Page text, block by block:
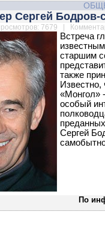
Сергей Бодров-
7679 |
Встреча
старшим
также
Известно,
«Монгол»
особый
Сергей
По